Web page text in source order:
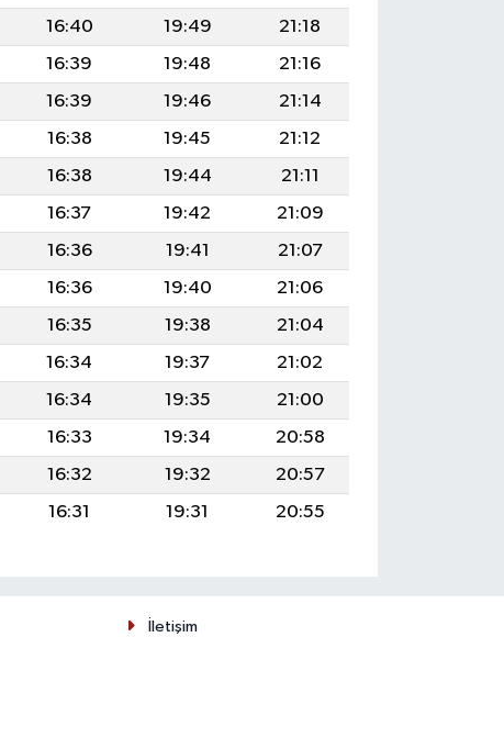
16:40 19:49
21:18
16:39 19:48
21:16
16:39 19:46
21:14
16:38 19:45
21:12
16:38 19:44
21:11
16:37 19:42
21:09
16:36 19:41
21:07
16:36 19:40
21:06
16:35 19:38
21:04
16:34 19:37
21:02
16:34 19:35
21:00
16:33 19:34
20:58
16:32 19:32
20:57
16:31 19:31 20:55
İletişim